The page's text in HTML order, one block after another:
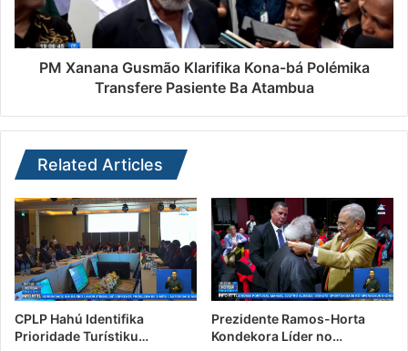
PM Xanana Gusmão Klarifika Kona-bá Polémika
Transfere Pasiente Ba Atambua
Related Articles
CPLP Hahú Identifika
Prioridade Turístiku…
Prezidente Ramos-Horta
Kondekora Líder no…